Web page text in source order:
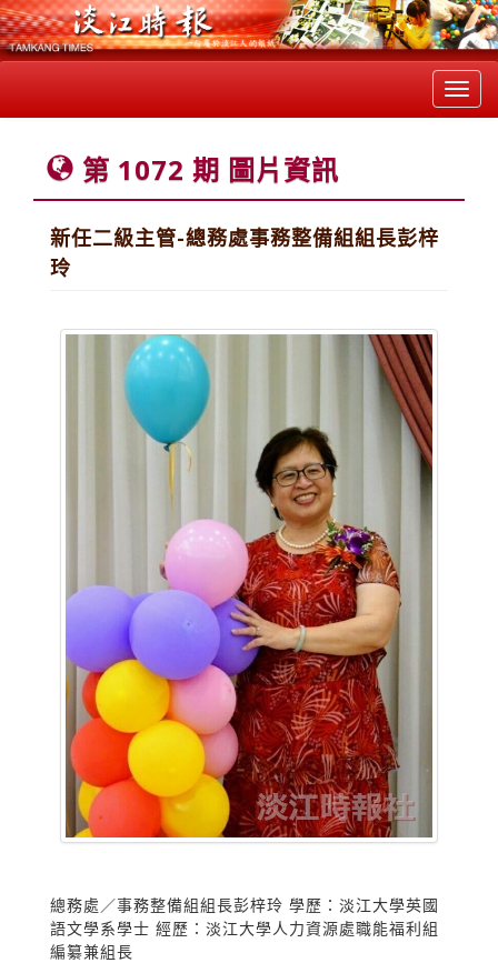
第 1072 期 圖片資訊
新任二級主管-總務處事務整備組組長彭梓
玲
總務處／事務整備組組長彭梓玲 學歷：淡江大學英國
語文學系學士 經歷：淡江大學人力資源處職能福利組
編纂兼組長